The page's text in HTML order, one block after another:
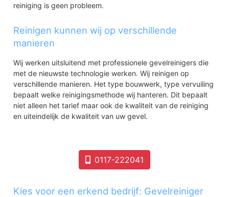
reiniging is geen probleem.
Reinigen kunnen wij op verschillende
manieren
Wij werken uitsluitend met professionele gevelreinigers die
met de nieuwste technologie werken. Wij reinigen op
verschillende manieren. Het type bouwwerk, type vervuiling
bepaalt welke reinigingsmethode wij hanteren. Dit bepaalt
niet alleen het tarief maar ook de kwaliteit van de reiniging
en uiteindelijk de kwaliteit van uw gevel.
0117-222041
Kies voor een erkend bedrijf: Gevelreiniger